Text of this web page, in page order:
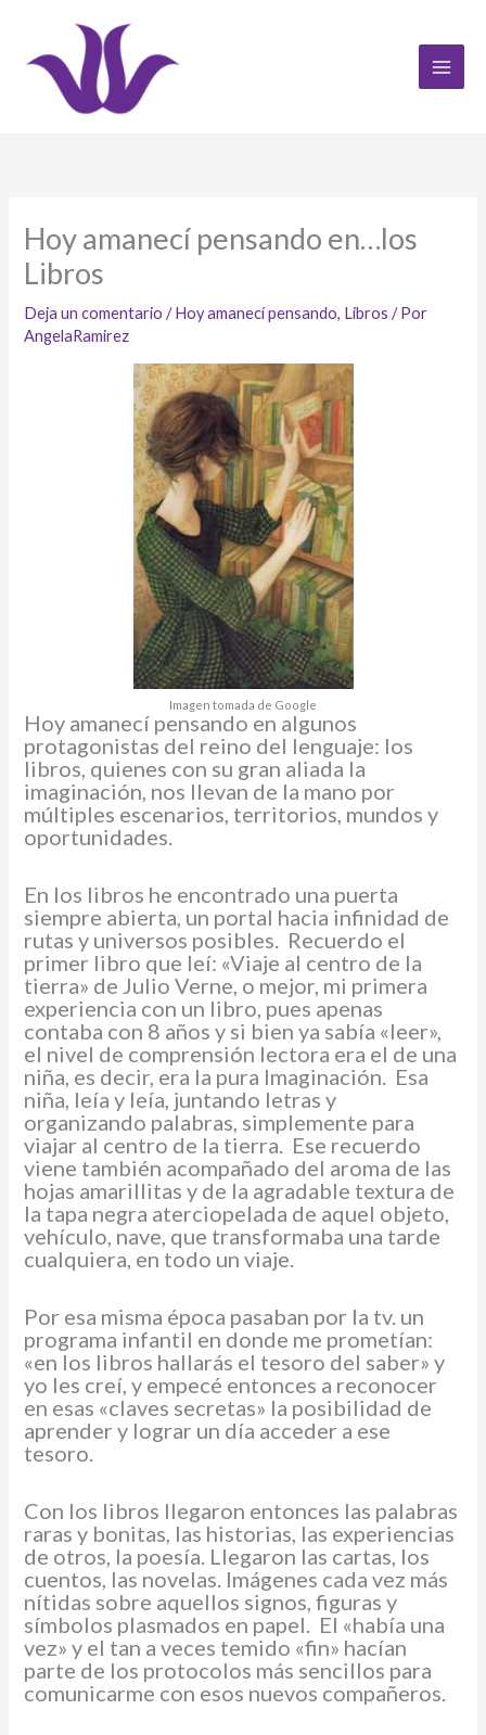
contenido
Hoy amanecí pensando en…los
Libros
Deja un comentario /Hoy amanecí pensando, Libros / Por
AngelaRamirez
Imagen tomada de Google
Hoy amanecí pensando en algunos
protagonistas del reino del lenguaje: los
libros, quienes con su gran aliada la
imaginación, nos llevan de la mano por
múltiples escenarios, territorios, mundos y
oportunidades.
En los libros he encontrado una puerta
siempre abierta, un portal hacia infinidad de
rutas y universos posibles. Recuerdo el
primer libro que leí: «Viaje al centro de la
tierra» de Julio Verne, o mejor, mi primera
experiencia con un libro, pues apenas
contaba con 8 años y si bien ya sabía «leer»,
el nivel de comprensión lectora era el de una
niña, es decir, era la pura Imaginación. Esa
niña, leía y leía, juntando letras y
organizando palabras, simplemente para
viajar al centro de la tierra. Ese recuerdo
viene también acompañado del aroma de las
hojas amarillitas y de la agradable textura de
la tapa negra aterciopelada de aquel objeto,
vehículo, nave, que transformaba una tarde
cualquiera, en todo un viaje.
Por esa misma época pasaban por la tv. un
programa infantil en donde me prometían:
«en los libros hallarás el tesoro del saber» y
yo les creí, y empecé entonces a reconocer
en esas «claves secretas» la posibilidad de
aprender y lograr un día acceder a ese
tesoro.
Con los libros llegaron entonces las palabras
raras y bonitas, las historias, las experiencias
de otros, la poesía. Llegaron las cartas, los
cuentos, las novelas. Imágenes cada vez más
nítidas sobre aquellos signos, figuras y
símbolos plasmados en papel. El «había una
vez» y el tan a veces temido «fin» hacían
parte de los protocolos más sencillos para
comunicarme con esos nuevos compañeros.